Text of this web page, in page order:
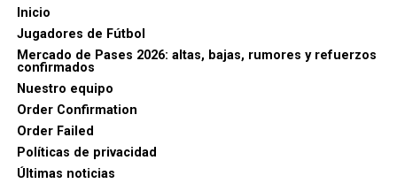
Inicio
Jugadores de Fútbol
Mercado de Pases 2026: altas, bajas, rumores y refuerzos
confirmados
Nuestro equipo
Order Confirmation
Order Failed
Políticas de privacidad
Últimas noticias